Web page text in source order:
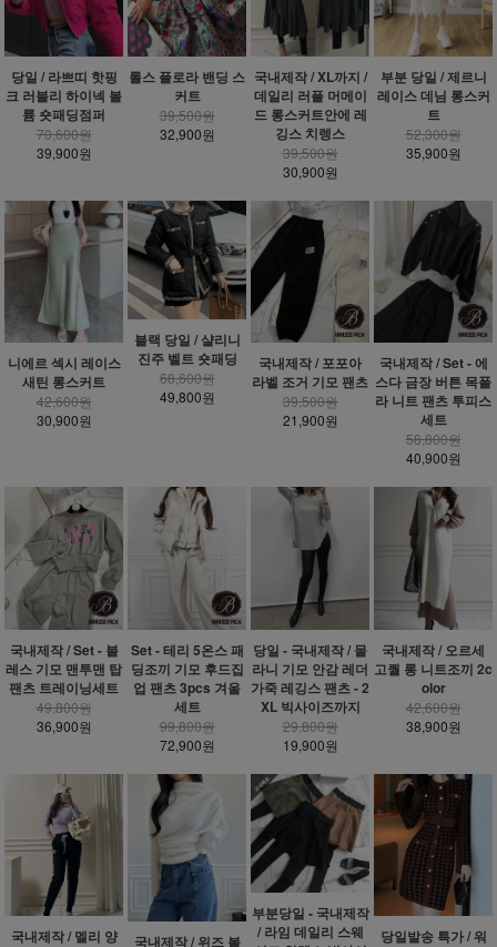
당일 / 라쁘띠 핫핑
크 러블리 하이넥 볼
륨 숏패딩점퍼
70,600원
39,900원
롤스 플로라 밴딩 스
커트
39,500원
32,900원
국내제작 / XL까지 /
데일리 러플 머메이
드 롱스커트안에 레
깅스 치렝스
39,500원
30,900원
부분 당일 / 제르니
레이스 데님 롱스커
트
52,300원
35,900원
니에르 섹시 레이스
새틴 롱스커트
42,600원
30,900원
블랙 당일 / 샬리니
진주 벨트 숏패딩
68,600원
49,800원
국내제작 / 포포아
라벨 조거 기모 팬츠
39,500원
21,900원
국내제작 / Set - 에
스다 금장 버튼 목폴
라 니트 팬츠 투피스
세트
58,800원
40,900원
국내제작 / Set - 블
레스 기모 맨투맨 탑
팬츠 트레이닝세트
49,800원
36,900원
Set - 테리 5온스 패
딩조끼 기모 후드집
업 팬츠 3pcs 겨울
세트
99,800원
72,900원
당일 - 국내제작 / 몰
라니 기모 안감 레더
가죽 레깅스 팬츠 - 2
XL 빅사이즈까지
29,800원
19,900원
국내제작 / 오르세
고퀄 롱 니트조끼 2c
olor
42,600원
38,900원
국내제작 / 멜리 양
국내제작 / 위즈 볼
부분당일 - 국내제작
/ 라임 데일리 스웨
당일발송 특가 / 워